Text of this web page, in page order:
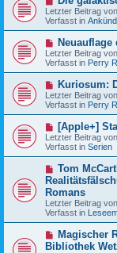
a
g
B
e
i
t
a
g
e
u
e
B
e
i
t
a
g
Letzter Beitrag von
Verfasst in
N
e
u
e
B
e
i
t
a
g
Neuauflage
Letzter Beitrag von
Verfasst in Perry
N
e
u
e
B
e
i
t
a
g
Kuriosum:
Letzter Beitrag von
Verfasst in Perry
N
e
u
e
e
i
t
r
g
[Apple+]
Letzter Beitrag von
Verfasst in Serien
N
u
e
r
B
e
t
Tom
Romans
Letzter Beitrag von
Verfasst in
N
e
u
Magischer
Bibliothek